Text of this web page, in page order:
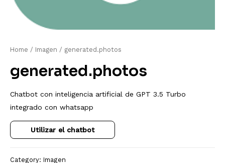
Home / Imagen / generated.photos
generated.photos
Chatbot con inteligencia artificial de GPT 3.5 Turbo
integrado con whatsapp
Utilizar el chatbot
Category: Imagen